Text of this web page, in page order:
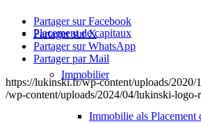
Placement de capitaux
Immobilier
Immobilie als Placement
Partager sur Facebook
Partager sur X
Partager sur WhatsApp
Partager par Mail
https://lukinski.fr/wp-content/uploads/2020/
/wp-content/uploads/2024/04/lukinski-logo-